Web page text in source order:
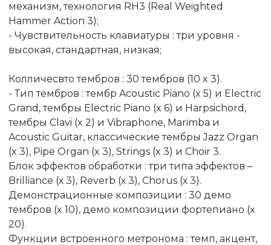
механизм, технология RH3 (Real Weighted
Hammer Action 3);
- Чувствительность клавиатуры : три уровня -
высокая, стандартная, низкая;
Колличесвто тембров : 30 тембров (10 x 3).
- Тип тембров : тембр Acoustic Piano (x 5) и Electric
Grand, тембры Electric Piano (x 6) и Harpsichord,
тембры Clavi (x 2) и Vibraphone, Marimba и
Acoustic Guitar, классические тембры Jazz Organ
(x 3), Pipe Organ (x 3), Strings (x 3) и Choir 3.
Блок эффектов обработки : три типа эффектов –
Brilliance (х 3), Reverb (х 3), Chorus (х 3).
Демонстрационные композиции : 30 демо
тембров (x 10), демо композиции фортепиано (x
20).
Функции встроенного метронома : темп, акцент,